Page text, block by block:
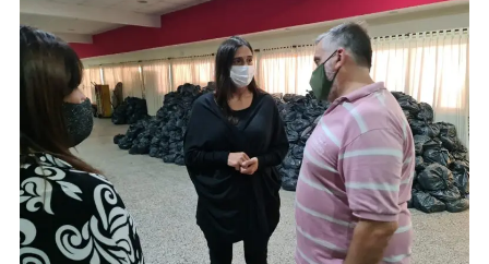
Realiza
La
Y
Distribución
Del
SAE